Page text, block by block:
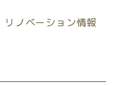
リノベーション情報